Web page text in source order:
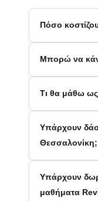
Πόσο
Μπορώ να
Τι θα μάθω
Υπάρχουν
Θεσσαλονίκη;
Υπάρχουν
μαθήματα